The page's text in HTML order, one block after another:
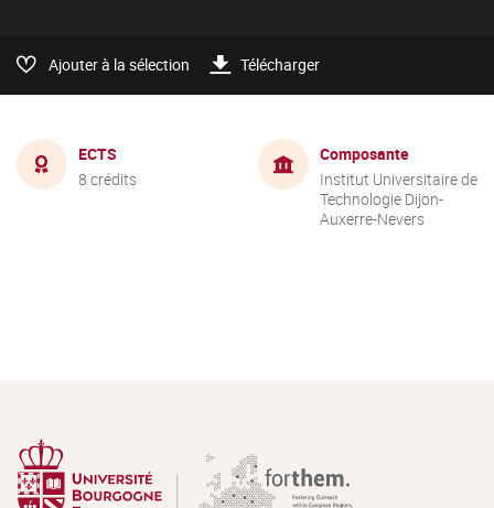
Ajouter à la sélection Télécharger
ECTS
8 crédits
Composante
Institut Universitaire de
Technologie Dijon-
Auxerre-Nevers